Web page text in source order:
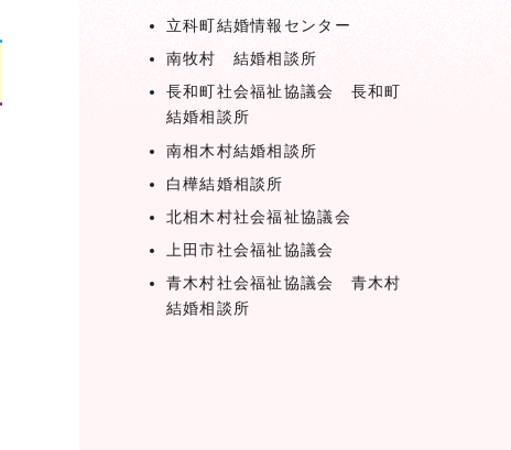
立科町結婚情報センター
南牧村 結婚相談所
長和町社会福祉協議会 長和町
結婚相談所
南相木村結婚相談所
白樺結婚相談所
北相木村社会福祉協議会
上田市社会福祉協議会
青木村社会福祉協議会 青木村
結婚相談所